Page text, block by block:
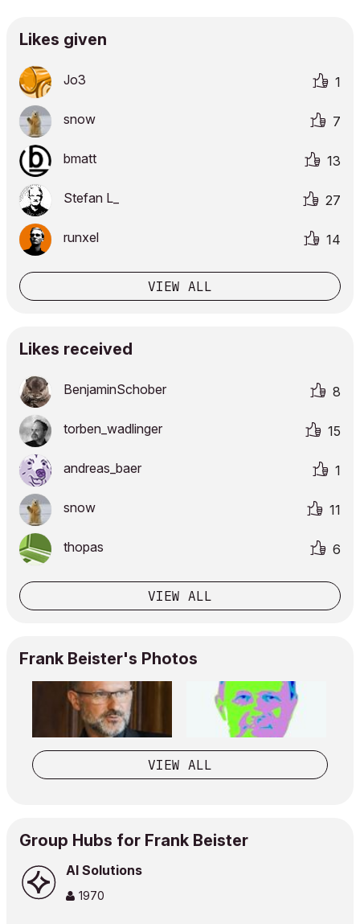
Likes given
Jo3 1
snow 7
bmatt 13
Stefan L_ 27
runxel 14
VIEW ALL
Likes received
BenjaminSchober 8
torben_wadlinger 15
andreas_baer 1
snow 11
thopas 6
VIEW ALL
Frank Beister's Photos
VIEW ALL
Group Hubs for Frank Beister
AI Solutions
1970